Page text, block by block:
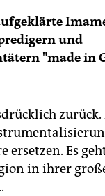
und
"made in
ersetzen. Es
in ihrer